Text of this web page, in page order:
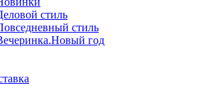
стиль
стиль
год